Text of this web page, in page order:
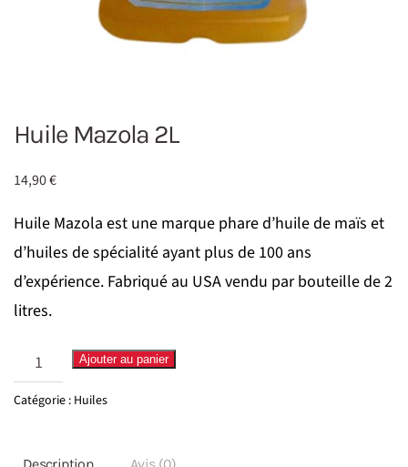
Huile Mazola 2L
14,90€
Huile Mazola est une marque phare d’huile de maïs et
d’huiles de spécialité ayant plus de 100 ans
d’expérience. Fabriqué au USA vendu par bouteille de 2
litres.
quantité
de
Ajouter au panier
Catégorie : Huiles